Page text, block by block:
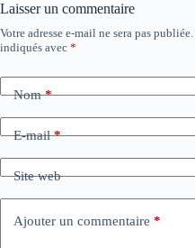
Laisser un commentaire
Votre adresse e-mail ne sera pas publiée.
indiqués avec *
Nom*
E-mail*
Site web
Ajouter un commentaire *